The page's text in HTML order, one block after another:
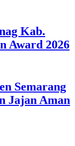
Kab.
Award 2026
Semarang
Jajan Aman